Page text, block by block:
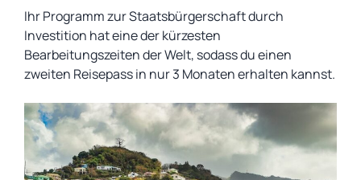
Ihr Programm zur Staatsbürgerschaft durch
Investition hat eine der kürzesten
Bearbeitungszeiten der Welt, sodass du einen
zweiten Reisepass in nur 3 Monaten erhalten kannst.